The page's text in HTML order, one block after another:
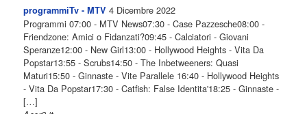
programmiTv - MTV 4 Dicembre 2022
Programmi 07:00 - MTV News07:30 - Case Pazzesche08:00 -
Friendzone: Amici o Fidanzati?09:45 - Calciatori - Giovani
Speranze12:00 - New Girl13:00 - Hollywood Heights - Vita Da
Popstar13:55 - Scrubs14:50 - The Inbetweeners: Quasi
Maturi15:50 - Ginnaste - Vite Parallele 16:40 - Hollywood Heights
- Vita Da Popstar17:30 - Catfish: False Identita'18:25 - Ginnaste -
[…]